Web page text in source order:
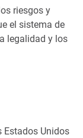
riesgos y
el sistema de
legalidad y los
Estados Unidos